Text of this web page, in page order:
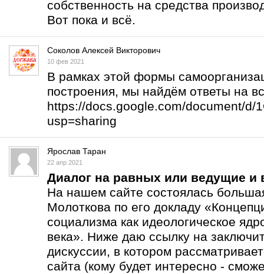
собственность на средства
Вот пока и всё.
Соколов Алексей Викторович
10 фев 2021
В рамках этой формы
построения, мы найдём ответы на
https://docs.google.com/document/d/
usp=sharing
Ярослав Таран
22 апр 2021
Диалог на равных или ведущие и
На нашем сайте состоялась
Молоткова по его докладу
социализма как идеологическое
века». Ниже даю ссылку на
дискуссии, в котором
сайта (кому будет интересно -